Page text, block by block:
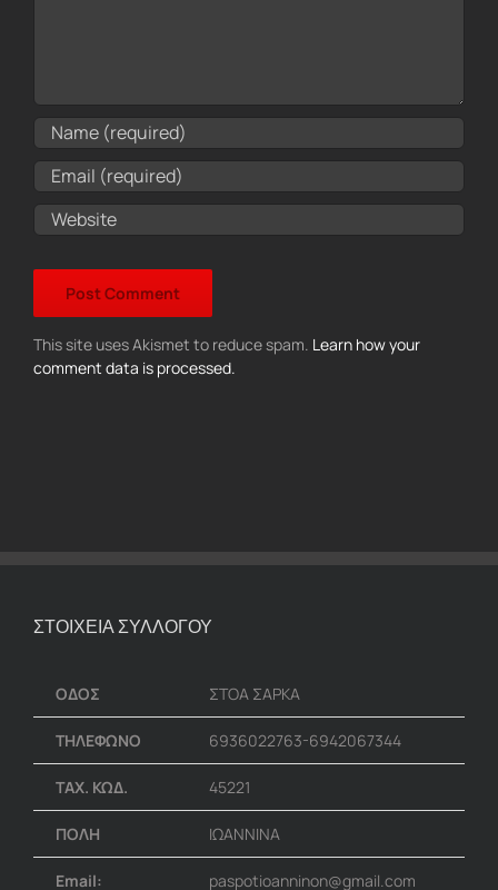
This site uses Akismet to reduce spam. Learn how your
comment data is processed.
ΣΤΟΙΧΕΙΑ ΣΥΛΛΟΓΟΥ
ΟΔΟΣ ΣΤΟΑ ΣΑΡΚΑ
ΤΗΛΕΦΩΝΟ 6936022763-6942067344
ΤΑΧ. ΚΩΔ. 45221
ΠΟΛΗ ΙΩΑΝΝΙΝΑ
Email: paspotioanninon@gmail.com